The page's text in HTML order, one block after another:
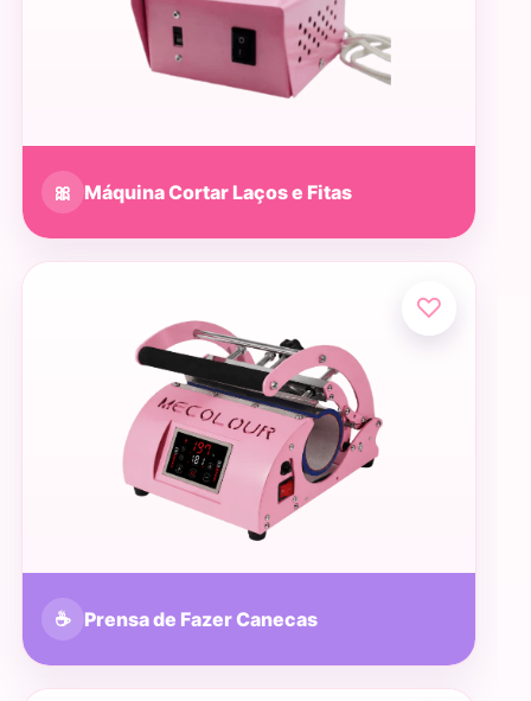
🎀 Máquina Cortar Laços e Fitas
♡
☕ Prensa de Fazer Canecas